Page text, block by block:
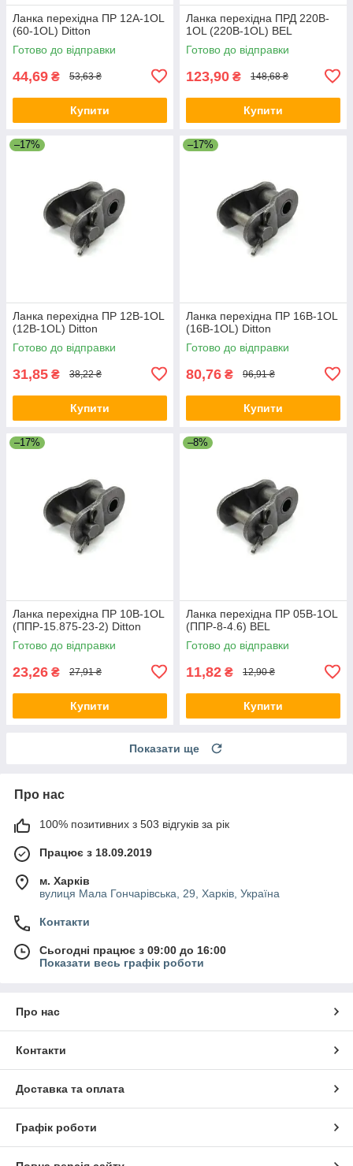
Ланка перехідна ПР 12A-1OL
(60-1OL) Ditton
Готово до відправки
44,69 ₴ 53,63 ₴
Купити
Ланка перехідна ПРД 220B-
1OL (220B-1OL) BEL
Готово до відправки
123,90 ₴ 148,68 ₴
Купити
–17%
Ланка перехідна ПР 12B-1OL
(12B-1OL) Ditton
Готово до відправки
31,85 ₴ 38,22 ₴
Купити
–17%
Ланка перехідна ПР 16B-1OL
(16B-1OL) Ditton
Готово до відправки
80,76 ₴ 96,91 ₴
Купити
–17%
Ланка перехідна ПР 10B-1OL
(ППР-15.875-23-2) Ditton
Готово до відправки
23,26 ₴ 27,91 ₴
Купити
–8%
Ланка перехідна ПР 05B-1OL
(ППР-8-4.6) BEL
Готово до відправки
11,82 ₴ 12,90 ₴
Купити
Показати ще
Про нас
100% позитивних з 503 відгуків за рік
Працює з 18.09.2019
м. Харків
вулиця Мала Гончарівська, 29, Харків, Україна
Контакти
Сьогодні працює з 09:00 до 16:00
Показати весь графік роботи
Про нас
Контакти
Доставка та оплата
Графік роботи